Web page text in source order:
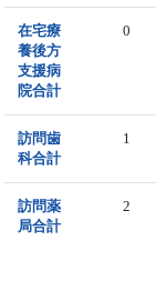
在宅療
養後方
支援病
院合計
0
訪問歯
科合計
1
訪問薬
局合計
2